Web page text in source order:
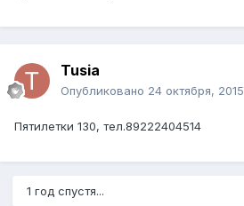
Tusia
Опубликовано 24 октября, 2015
Пятилетки 130, тел.89222404514
1 год спустя...